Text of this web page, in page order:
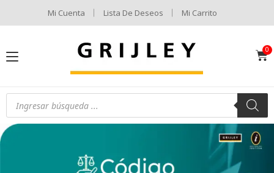
Mi Cuenta Lista De Deseos Mi Carrito